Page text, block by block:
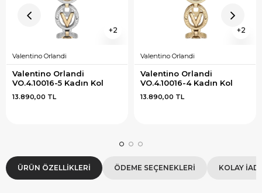
2
Valentino Orlandi
Valentino Orlandi
VO.4.10016-5 Kadın Kol
13.890,00 TL
2
Valentino Orlandi
Valentino Orlandi
VO.4.10016-4 Kadın Kol
13.890,00 TL
ÜRÜN ÖZELLIKLERI ÖDEME SEÇENEKLERI KOLAY